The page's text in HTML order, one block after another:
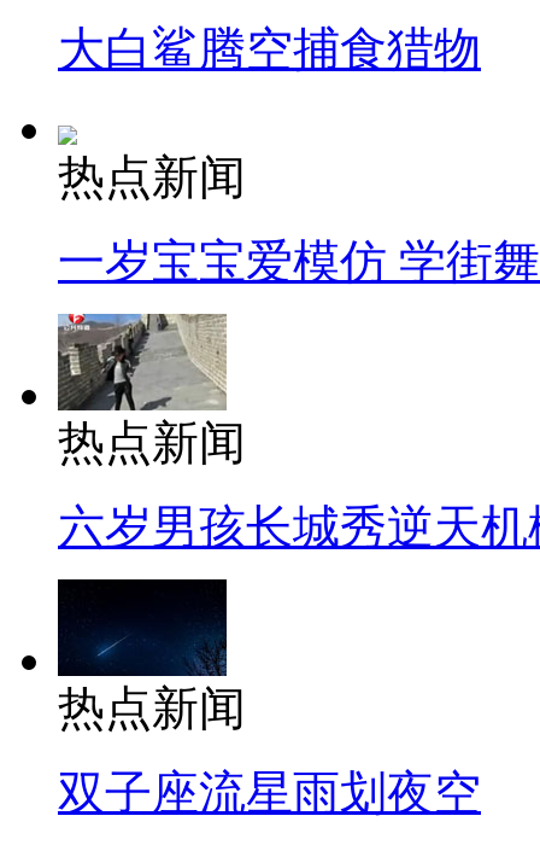
大白鲨腾空捕食猎物
热点新闻
一岁宝宝爱模仿 学街
热点新闻
六岁男孩长城秀逆天机
热点新闻
双子座流星雨划夜空